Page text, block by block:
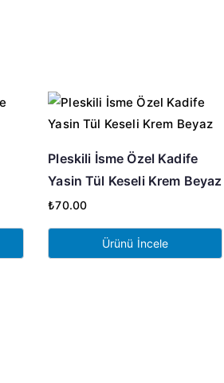
Pleskili İsme Özel Kadife
Yasin Tül Keseli Krem Beyaz
₺70.00
Ürünü İncele